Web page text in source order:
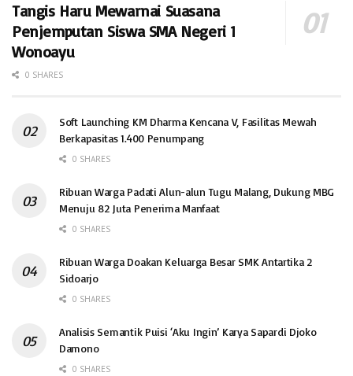
Tangis Haru Mewarnai Suasana
Penjemputan Siswa SMA Negeri 1
Wonoayu
0 SHARES
Soft Launching KM Dharma Kencana V, Fasilitas Mewah
Berkapasitas 1.400 Penumpang
0 SHARES
Ribuan Warga Padati Alun-alun Tugu Malang, Dukung MBG
Menuju 82 Juta Penerima Manfaat
0 SHARES
Ribuan Warga Doakan Keluarga Besar SMK Antartika 2
Sidoarjo
0 SHARES
Analisis Semantik Puisi ‘Aku Ingin’ Karya Sapardi Djoko
Damono
0 SHARES